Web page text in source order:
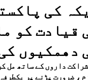
کی
قیادت کو
دھمکیوں
داروں کے ساتھ مل
، ضرورت پڑنے پر